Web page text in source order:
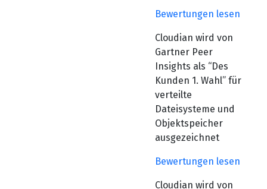
Bewertungen lesen
Cloudian wird von
Gartner Peer
Insights als “Des
Kunden 1. Wahl” für
verteilte
Dateisysteme und
Objektspeicher
ausgezeichnet
Bewertungen lesen
Cloudian wird von